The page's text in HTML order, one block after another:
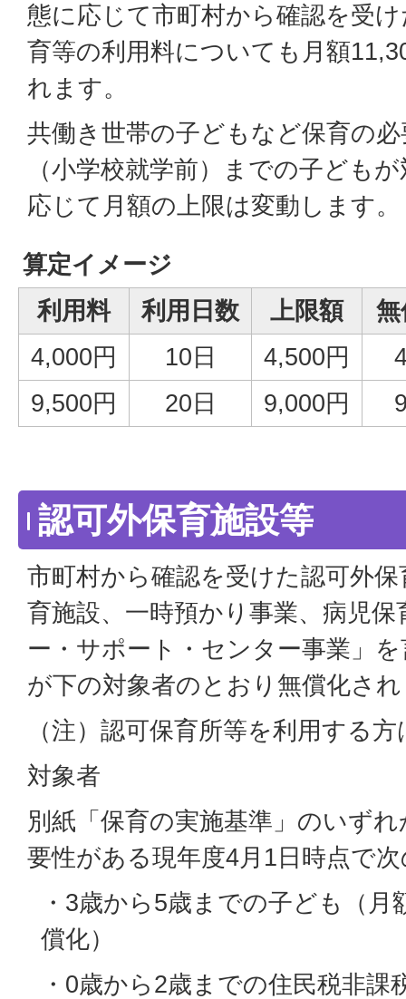
態に応じて市町村から確認を受
育等の利用料についても月額
れます。
共働き世帯の子どもなど保育の
（小学校就学前）までの子ども
応じて月額の上限は変動します
算定イメージ
利用料
利用日数 上限額
無
4,000円
10日 4,500円
9,500円
20日 9,000円
認可外保育施設等
市町村から確認を受けた認可外
育施設、一時預かり事業、病児
ー・サポート・センター事業」
が下の対象者のとおり無償化さ
（注）認可保育所等を利用する
対象者
別紙「保育の実施基準」のいず
要性がある現年度4月1日時点で
・3歳から5歳までの子ども（月
償化）
・0歳から2歳までの住民税非課